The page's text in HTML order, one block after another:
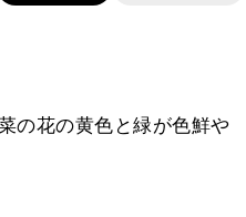
の花の黄色と緑が色鮮や